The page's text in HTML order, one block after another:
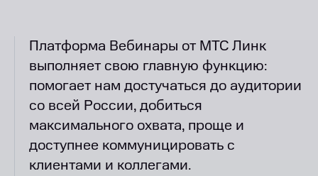
Платформа Вебинары от МТС Линк
выполняет свою главную функцию:
помогает нам достучаться до аудитории
со всей России, добиться
максимального охвата, проще и
доступнее коммуницировать с
клиентами и коллегами.